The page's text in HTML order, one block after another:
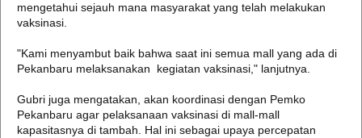
mengetahui sejauh mana masyarakat yang telah melakukan
vaksinasi.
"Kami menyambut baik bahwa saat ini semua mall yang ada di
Pekanbaru melaksanakan kegiatan vaksinasi," lanjutnya.
Gubri juga mengatakan, akan koordinasi dengan Pemko
Pekanbaru agar pelaksanaan vaksinasi di mall-mall
kapasitasnya di tambah. Hal ini sebagai upaya percepatan